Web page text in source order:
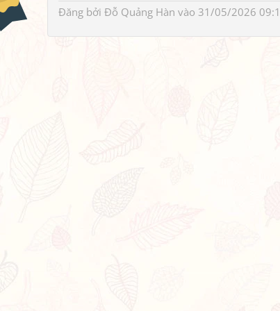
Đăng bởi Đỗ Quảng Hàn vào 31/05/2026